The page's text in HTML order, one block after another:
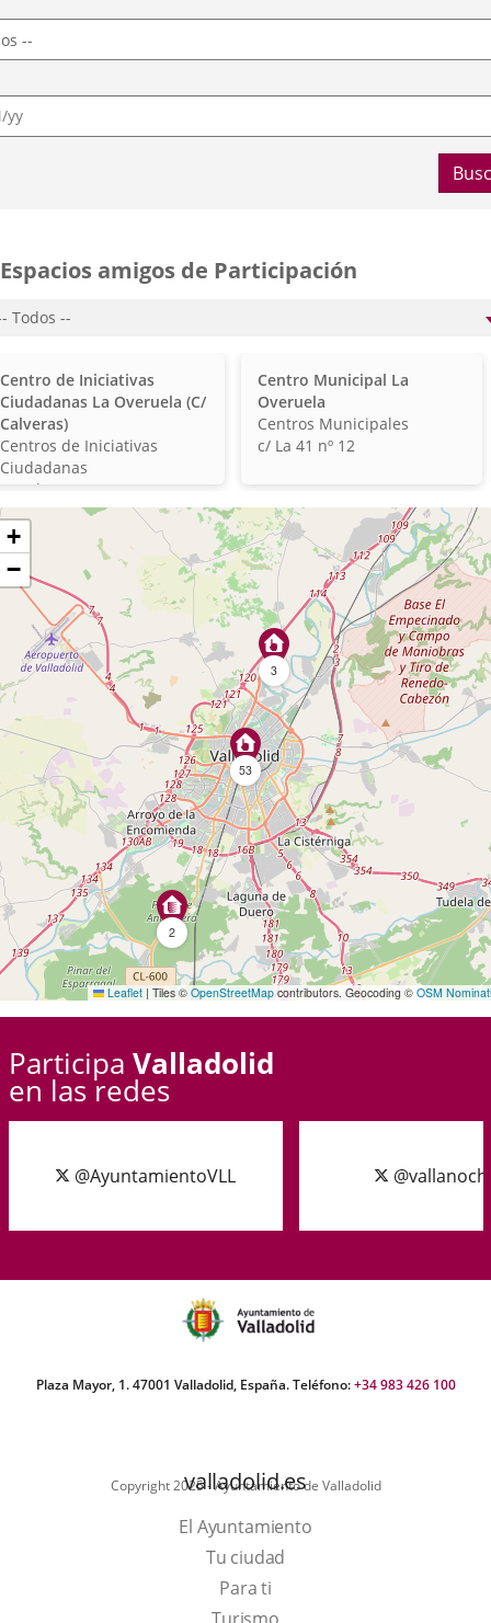
Espacios amigos de Participación
Centro de Iniciativas
Ciudadanas La Overuela (C/
Calveras)
Clasificación
Centros de Iniciativas
Ciudadanas
Dirección
c/ Calveras 9
municipales
Centro Municipal La
Overuela
Clasificación
Centros Municipales
Dirección
c/ La 41 nº 12
2
3
53
+
−
Leaflet | Tiles © OpenStreetMapcontributors. Geocoding © OSM
Participa Valladolid
en las redes
@AyuntamientoVLL
Plaza Mayor, 1. 47001 Valladolid, España. Teléfono:+34 983 426 100
Copyright 2025 - Ayuntamiento de Valladolid
valladolid.es
El Ayuntamiento
Tu ciudad
Para ti
Este